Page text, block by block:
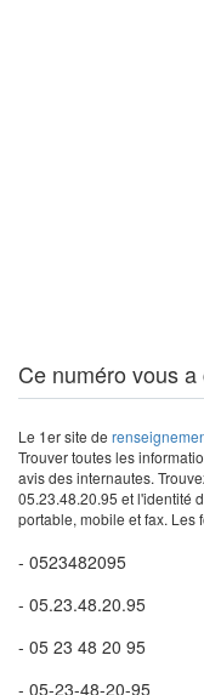
Ce numéro vous
Le 1er site de
Trouver toutes les
avis des internautes.
05.23.48.20.95 et l'identité
portable, mobile et fax. Les
- 0523482095
- 05.23.48.20.95
- 05 23 48 20 95
- 05-23-48-20-95